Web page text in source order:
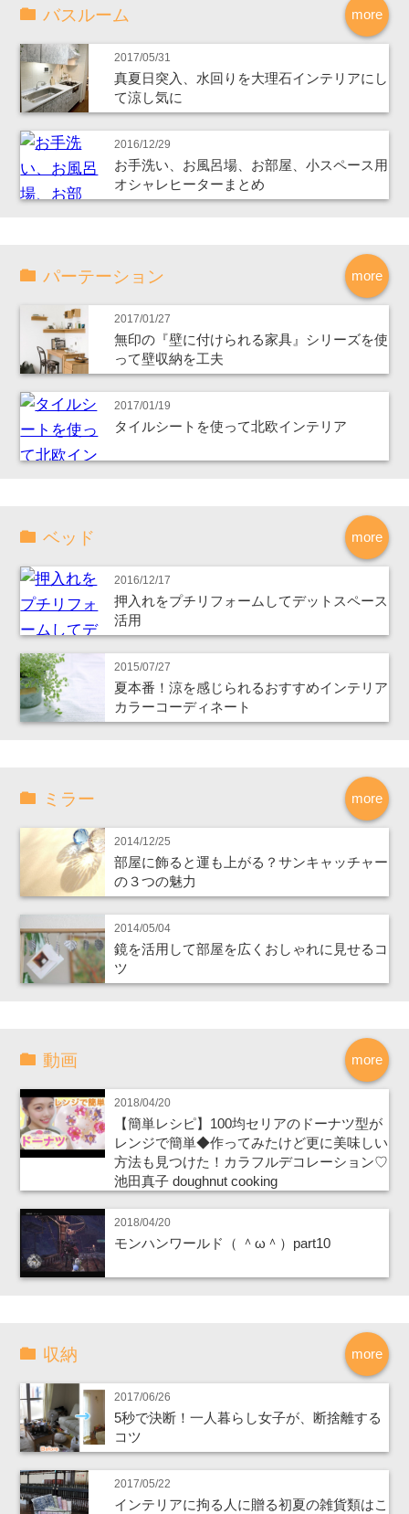
more
バスルーム
2017/05/31
真夏日突入、水回りを大理石インテリアにし
て涼し気に
2016/12/29
お手洗い、お風呂場、お部屋、小スペース用
オシャレヒーターまとめ
more
パーテーション
2017/01/27
無印の『壁に付けられる家具』シリーズを使
って壁収納を工夫
2017/01/19
タイルシートを使って北欧インテリア
more
ベッド
2016/12/17
押入れをプチリフォームしてデットスペース
活用
2015/07/27
夏本番！涼を感じられるおすすめインテリア
カラーコーディネート
more
ミラー
2014/12/25
部屋に飾ると運も上がる？サンキャッチャー
の３つの魅力
2014/05/04
鏡を活用して部屋を広くおしゃれに見せるコ
ツ
more
動画
2018/04/20
【簡単レシピ】100均セリアのドーナツ型が
レンジで簡単◆作ってみたけど更に美味しい
方法も見つけた！カラフルデコレーション♡
池田真子 doughnut cooking
2018/04/20
モンハンワールド（ ＾ω＾）part10
more
収納
2017/06/26
5秒で決断！一人暮らし女子が、断捨離する
コツ
2017/05/22
インテリアに拘る人に贈る初夏の雑貨類はこ